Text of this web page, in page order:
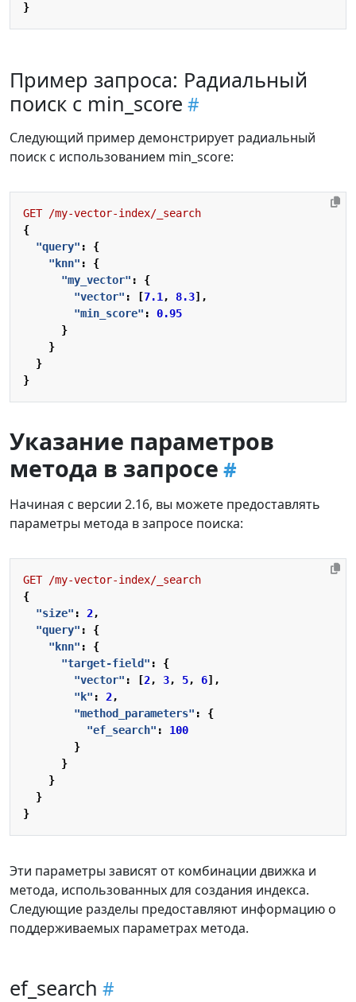
}
Пример запроса: Радиальный
поиск с min_score
Следующий пример демонстрирует радиальный
поиск с использованием min_score:
GET
/my-vector-index/_search
{
"query" :
{
"knn" :
{
"my_vector" :
{
"vector" : [7.1 , 8.3],
"min_score" :
0.95
}
}
}
}
Указание параметров
метода в запросе
Начиная с версии 2.16, вы можете предоставлять
параметры метода в запросе поиска:
GET
/my-vector-index/_search
{
"size" : 2,
"query" :
{
"knn" :
{
"target-field" :
{
"vector" : [2, 3, 5, 6],
"k" : 2,
"method_parameters" :
{
"ef_search" :
100
}
}
}
}
}
Эти параметры зависят от комбинации движка и
метода, использованных для создания индекса.
Следующие разделы предоставляют информацию о
поддерживаемых параметрах метода.
ef_search